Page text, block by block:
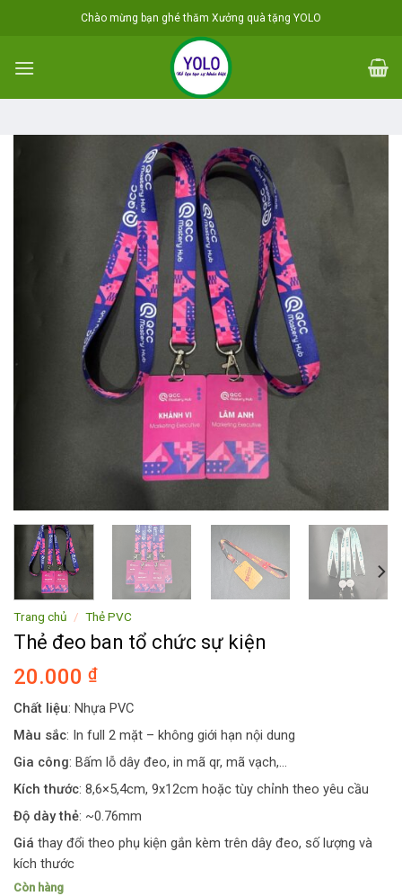
Chào mừng bạn ghé thăm Xưởng quà tặng YOLO
Trang chủ / Thẻ PVC
Thẻ đeo ban tổ chức sự kiện
20.000 ₫
Chất liệu: Nhựa PVC
Màu sắc: In full 2 mặt – không giới hạn nội dung
Gia công: Bấm lỗ dây đeo, in mã qr, mã vạch,…
Kích thước: 8,6×5,4cm, 9x12cm hoặc tùy chỉnh theo yêu cầu
Độ dày thẻ: ~0.76mm
Giá thay đổi theo phụ kiện gắn kèm trên dây đeo, số lượng và
kích thước
Còn hàng